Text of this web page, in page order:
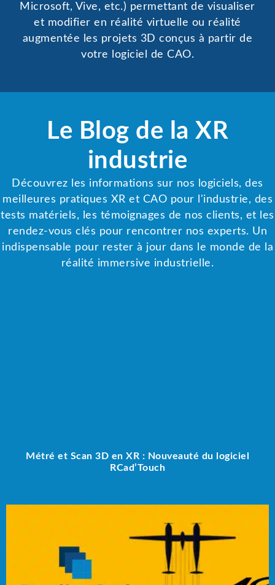
Microsoft, Vive, etc.) permettant de visualiser
et modifier en réalité virtuelle ou réalité
augmentée les projets 3D conçus à partir de
votre logiciel de CAO.
Le Blog de la XR
industrie
Découvrez les informations sur nos logiciels, des
meilleures pratiques XR et CAO pour l'industrie, des
tests matériels, les témoignages de nos clients, et les
rendez-vous clés pour rencontrer nos experts. Un
indispensable pour rester à jour dans le monde de la
réalité immersive industrielle.
Métré et Scan 3D en XR : Nouveauté du logiciel
RCad’Touch